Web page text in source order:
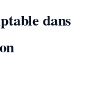
dans